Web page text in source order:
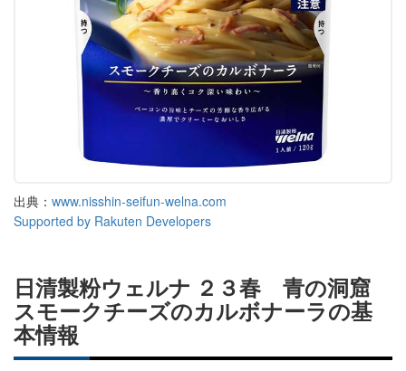
出典： www.nisshin-seifun-welna.com
Supported by Rakuten Developers
日清製粉ウェルナ ２３春 青の洞窟
スモークチーズのカルボナーラの基
本情報